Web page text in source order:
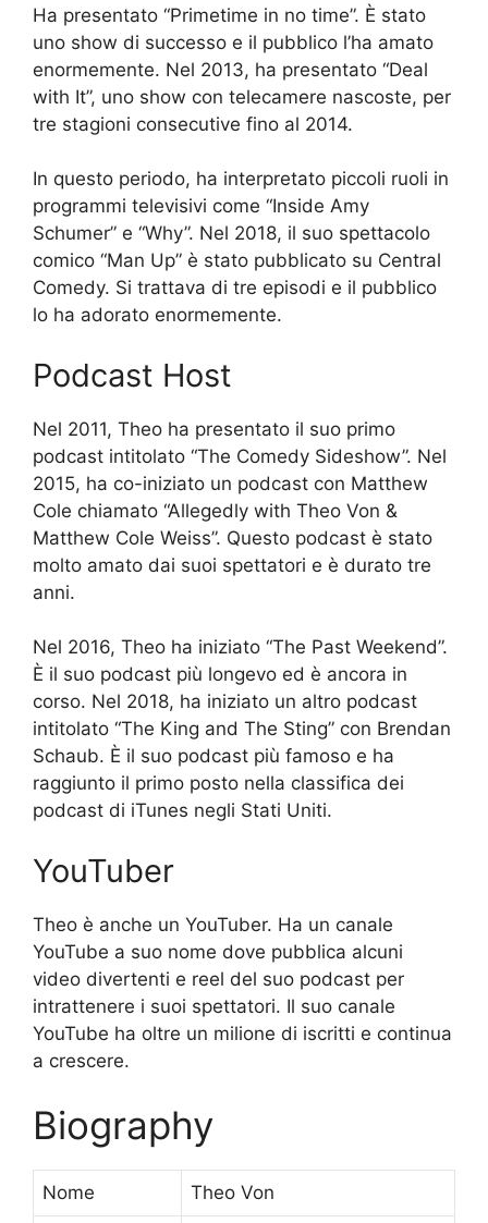
Ha presentato “Primetime in no time”. È stato
uno show di successo e il pubblico l’ha amato
enormemente. Nel 2013, ha presentato “Deal
with It”, uno show con telecamere nascoste, per
tre stagioni consecutive fino al 2014.
In questo periodo, ha interpretato piccoli ruoli in
programmi televisivi come “Inside Amy
Schumer” e “Why”. Nel 2018, il suo spettacolo
comico “Man Up” è stato pubblicato su Central
Comedy. Si trattava di tre episodi e il pubblico
lo ha adorato enormemente.
Podcast Host
Nel 2011, Theo ha presentato il suo primo
podcast intitolato “The Comedy Sideshow”. Nel
2015, ha co-iniziato un podcast con Matthew
Cole chiamato “Allegedly with Theo Von &
Matthew Cole Weiss”. Questo podcast è stato
molto amato dai suoi spettatori e è durato tre
anni.
Nel 2016, Theo ha iniziato “The Past Weekend”.
È il suo podcast più longevo ed è ancora in
corso. Nel 2018, ha iniziato un altro podcast
intitolato “The King and The Sting” con Brendan
Schaub. È il suo podcast più famoso e ha
raggiunto il primo posto nella classifica dei
podcast di iTunes negli Stati Uniti.
YouTuber
Theo è anche un YouTuber. Ha un canale
YouTube a suo nome dove pubblica alcuni
video divertenti e reel del suo podcast per
intrattenere i suoi spettatori. Il suo canale
YouTube ha oltre un milione di iscritti e continua
a crescere.
Biography
Nome Theo Von